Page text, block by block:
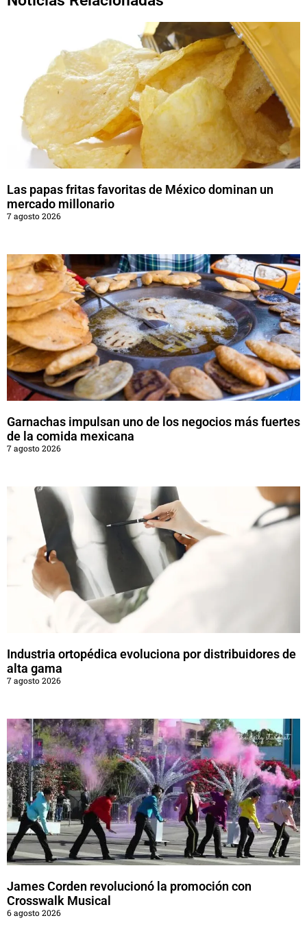
Las papas fritas favoritas de México dominan un
mercado millonario
7 agosto 2026
Garnachas impulsan uno de los negocios más fuertes
de la comida mexicana
7 agosto 2026
Industria ortopédica evoluciona por distribuidores de
alta gama
7 agosto 2026
James Corden revolucionó la promoción con
Crosswalk Musical
6 agosto 2026